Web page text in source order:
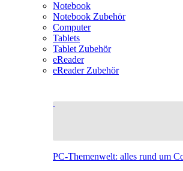
Notebook
Notebook Zubehör
Computer
Tablets
Tablet Zubehör
eReader
eReader Zubehör
PC-Themenwelt: alles rund um